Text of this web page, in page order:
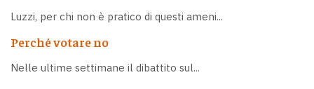
Luzzi, per chi non è pratico di questi ameni...
Perché votare no
Nelle ultime settimane il dibattito sul...